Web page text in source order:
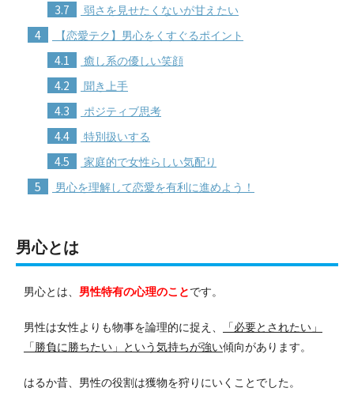
3.7 弱さを見せたくないが甘えたい
4 【恋愛テク】男心をくすぐるポイント
4.1 癒し系の優しい笑顔
4.2 聞き上手
4.3 ポジティブ思考
4.4 特別扱いする
4.5 家庭的で女性らしい気配り
5 男心を理解して恋愛を有利に進めよう！
男心とは
男心とは、 男性特有の心理のことです。
男性は女性よりも物事を論理的に捉え、
「必要とされたい」
「勝負に勝ちたい」という気持ちが強い傾向があります。
はるか昔、男性の役割は獲物を狩りにいくことでした。